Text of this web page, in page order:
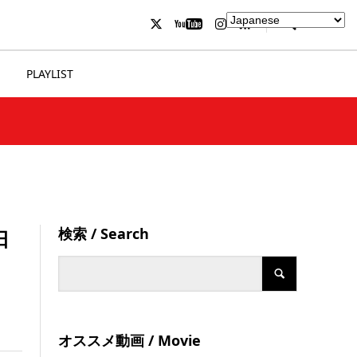
PLAYLIST
検索 / Search
オススメ動画 / Movie